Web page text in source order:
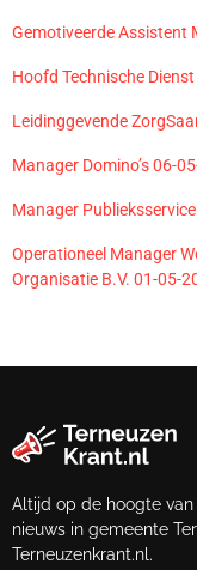
Gemotiveerde Assistent
Hoofd Technische
Leidinggevende
Manager Domino’s 06-
Manager
Operationeel Manager
Organisatie B.V. 01-05-
Altijd op de hoogte
nieuws in gemeente
Terneuzenkrant.nl.